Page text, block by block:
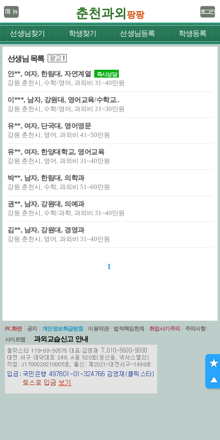
춘천과외 팡팡
선생님찾기 학생찾기 선생님등록 학생등록
선생님 목록
안**, 여자, 한림대, 자연계열 즉시상담
강원 춘천시, 수학/영어, 과외비 31~40만원
이***, 남자, 강원대, 영어교육/수학교..
강원 춘천시, 수학/영어, 과외비 21~30만원
유**, 여자, 단국대, 영어영문
강원 춘천시, 영어, 과외비 41~50만원
유**, 여자, 한양대학교, 영어교육
강원 춘천시, 영어, 과외비 31~40만원
박**, 남자, 한림대, 의학과
강원 춘천시, 수학, 과외비 51~60만원
권**, 남자, 강원대, 의예과
강원 춘천시, 수학/과학, 과외비 31~40만원
김**, 남자, 강원대, 경영과
강원 춘천시, 영어, 과외비 31~40만원
1
PC화면 공지 개인정보취급방침 이용약관 법적책임한계 취업사기주의 주의사항
사이트맵
과외교습신고 안내